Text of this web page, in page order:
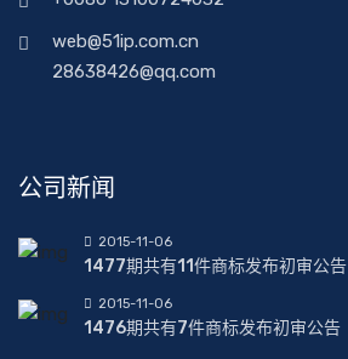
web@51ip.com.cn
28638426@qq.com
公司新闻
2015-11-06
1477期共有11件商标发布初审公告
2015-11-06
1476期共有7件商标发布初审公告